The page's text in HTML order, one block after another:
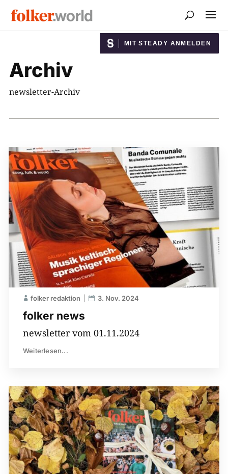
MIT STEADY ANMELDEN
Archiv
newsletter-Archiv
folker news
folker redaktion 3. Nov. 2024
newsletter vom 01.11.2024
Weiterlesen...